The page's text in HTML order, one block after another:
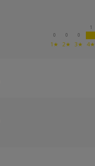
0
1★
0
2★
0
3★
1
4★